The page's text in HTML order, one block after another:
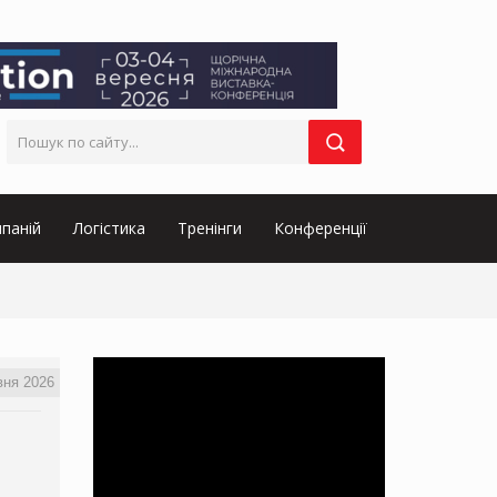
Логістика Тренінги Конференції
2026